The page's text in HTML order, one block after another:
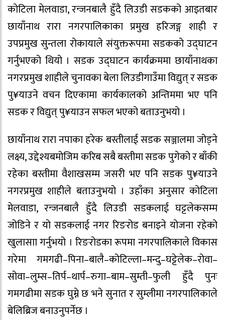
कोटिला मेलवाडा, रन्जनबालै हुँदै लिउडी सडकको आइतबार
छायाँनाथ रारा नगरपालिकाका प्रमुख हरिजङ्ग शाही र
उपप्रमुख सुन्तला रोकायाले संयुक्तरूपमा सडकको उद्घाटन
गर्नुभएको थियो । सडक उद्घाटन कार्यक्रममा छायाँनाथका
नगरप्रमुख शाहीले चुनावका बेला लिउडीगाउँमा विद्युत् र सडक
पु¥याउने वचन दिएकामा कार्यकालको अन्तिममा भए पनि
सडक र विद्युत् पु¥याउन सफल भएको बताउनुभयो ।
छायाँनाथ रारा नपाका हरेक बस्तीलाई सडक सञ्जालमा जोड्ने
लक्ष्य, उद्देश्यबमोजिम करिब सबै बस्तीमा सडक पुगेको र बाँकी
रहेका बस्तीमा वैशाखसम्म जसरी भए पनि सडक पु¥याउने
नगरप्रमुख शाहीले बताउनुभयो । उहाँका अनुसार कोटिला
मेलवाडा, रन्जनबालै हुँदै लिउडी सडकलाई घट्टलेकसम्म
जोडिने र यो सडकलाई नगर रिङरोड बनाइने योजना रहेको
खुलासाा गर्नुभयो । रिङरोडका रूपमा नगरपालिकाले विकास
गरेमा गमगढी–पिना–बालै–कोटिल्ला–मन्दु–घट्टेलेक–रोवा–
सोवा–लुम्स–तिर्प–थार्प–रुगा–बाम–सुम्ती–फुली हुँदै पुनः
गमगढीमा सडक घुम्ने छ भने सुनात र सुम्लीमा नगरपालिकाले
बेलिब्रिज बनाउनुपर्नेछ ।